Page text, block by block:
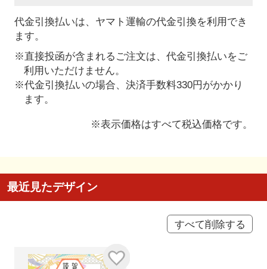
代金引換払いは、ヤマト運輸の代金引換を利用でき
ます。
※直接投函が含まれるご注文は、代金引換払いをご
利用いただけません。
※代金引換払いの場合、決済手数料330円がかかり
ます。
※表示価格はすべて税込価格です。
最近見たデザイン
すべて削除する